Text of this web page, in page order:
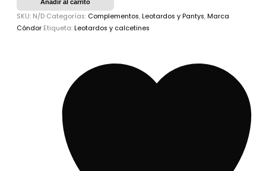
Añadir al carrito
SKU: N/D Categorías: Complementos, Leotardos y Pantys, Marca
Cóndor Etiqueta: Leotardos y calcetines